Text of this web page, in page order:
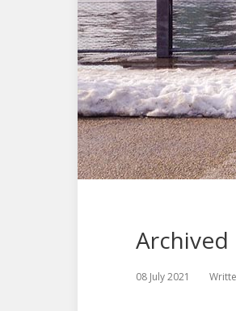
Archived
08 July 2021